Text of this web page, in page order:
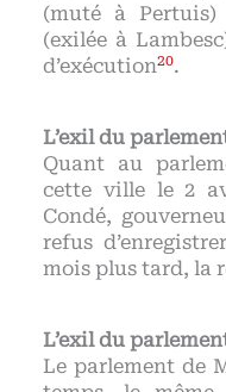
(muté à Pertuis)
(exilée à
d’exécution20.
L’exil du
Quant au
cette ville le 2
Condé,
refus
mois plus tard, la
L’exil du
Le parlement de